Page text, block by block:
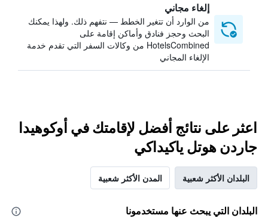
إلغاء مجاني
من الوارد أن تتغير الخطط — نتفهم ذلك. ولهذا يمكنك
البحث وحجز فنادق وأماكن إقامة على
HotelsCombined من وكالات السفر التي تقدم خدمة
الإلغاء المجاني
اعثر على نتائج أفضل لإقامتك في أوكوهيدا
جاردن هوتل ياكيداكي
البلدان الأكثر شعبية المدن الأكثر شعبية
البلدان التي يبحث عنها مستخدمونا